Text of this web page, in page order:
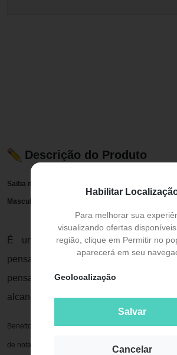
Habilitar
Para melhorar sua
visualizando ofertas
região, clique em Permitir no
aparecerá em seu
Geolocalização
Salvar
Cancelar
Descrição do Produto
Saiba mais sobre o Dream Big Man Benetton Eau
Masculino 60ml
É um perfume masculino
pensado para homens ousados e
pensam duas vezes nos riscos que
alcançar seus verdadeiros sonhos.
Benetton Dream Big Man equilibra acordes
de notas que envolvem e seduzem. O despertar da